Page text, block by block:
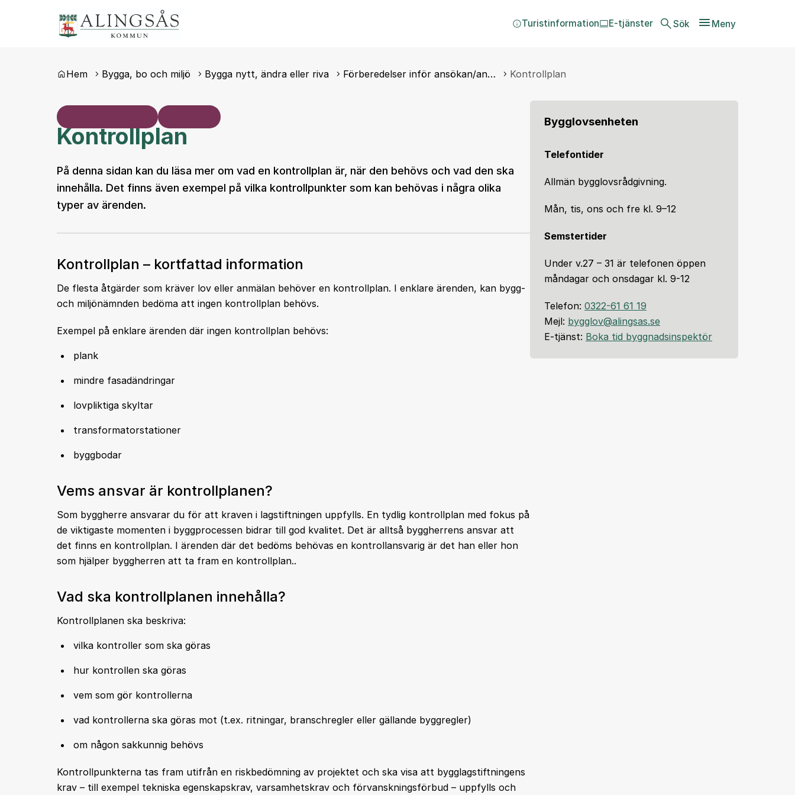
Sök Meny
Turistinformation E-tjänster
Du är här:
Hem Bygga, bo och miljö Bygga nytt, ändra eller riva Förberedelser inför ansökan/an… Kontrollplan
Kontrollplan
På denna sidan kan du läsa mer om vad en kontrollplan är, när den behövs och vad den ska
innehålla. Det finns även exempel på vilka kontrollpunkter som kan behövas i några olika
typer av ärenden.
Kontrollplan – kortfattad information
De flesta åtgärder som kräver lov eller anmälan behöver en kontrollplan. I enklare ärenden, kan bygg-
och miljönämnden bedöma att ingen kontrollplan behövs.
Exempel på enklare ärenden där ingen kontrollplan behövs:
plank
mindre fasadändringar
lovpliktiga skyltar
transformatorstationer
byggbodar
Vems ansvar är kontrollplanen?
Som byggherre ansvarar du för att kraven i lagstiftningen uppfylls. En tydlig kontrollplan med fokus på
de viktigaste momenten i byggprocessen bidrar till god kvalitet. Det är alltså byggherrens ansvar att
det finns en kontrollplan. I ärenden där det bedöms behövas en kontrollansvarig är det han eller hon
som hjälper byggherren att ta fram en kontrollplan..
Vad ska kontrollplanen innehålla?
Kontrollplanen ska beskriva:
vilka kontroller som ska göras
hur kontrollen ska göras
vem som gör kontrollerna
vad kontrollerna ska göras mot (t.ex. ritningar, branschregler eller gällande byggregler)
om någon sakkunnig behövs
Kontrollpunkterna tas fram utifrån en riskbedömning av projektet och ska visa att bygglagstiftningens
krav – till exempel tekniska egenskapskrav, varsamhetskrav och förvanskningsförbud – uppfylls och
Bygglovsenheten
Telefontider
Allmän bygglovsrådgivning.
Mån, tis, ons och fre kl. 9–12
Semstertider
Under v.27 – 31 är telefonen öppen
måndagar och onsdagar kl. 9-12
Telefon:0322-61 61 19
Mejl: bygglov@alingsas.se
E-tjänst: Boka tid byggnadsinspektör